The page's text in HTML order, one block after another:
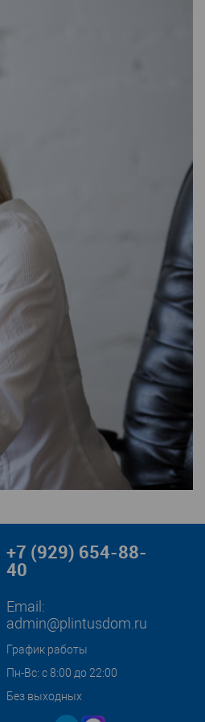
+7 (929) 654-88-
40
Email:
admin@plintusdom.ru
График работы
Пн-Вс: с 8:00 до 22:00
Без выходных